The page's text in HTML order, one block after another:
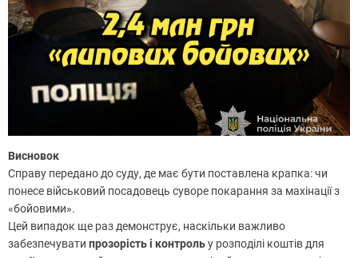
Висновок
Справу передано до суду, де має бути поставлена крапка: чи
понесе військовий посадовець суворе покарання за махінації з
«бойовими».
Цей випадок ще раз демонструє, наскільки важливо
забезпечувати прозорість і контрольу розподілі коштів для